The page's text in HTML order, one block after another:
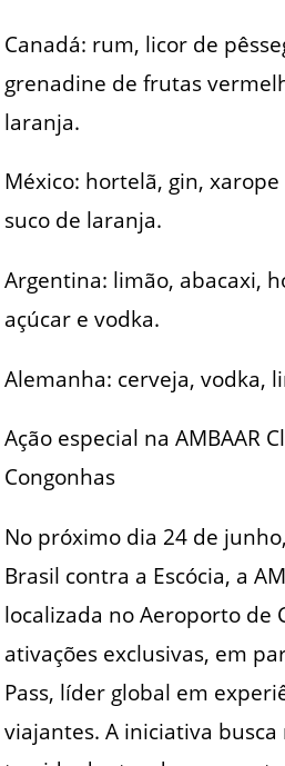
Canadá: rum, licor de
grenadine de frutas
laranja.
México: hortelã, gin,
suco de laranja.
Argentina: limão, abacaxi,
açúcar e vodka.
Alemanha: cerveja, vodka,
Ação especial na AMBAAR
Congonhas
No próximo dia 24 de
Brasil contra a Escócia, a
localizada no Aeroporto de
ativações exclusivas, em
Pass, líder global em
viajantes. A iniciativa